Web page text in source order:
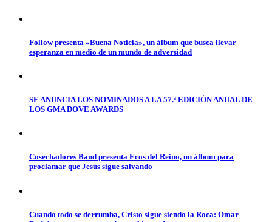
Follow presenta «Buena Noticia», un álbum que busca llevar
esperanza en medio de un mundo de adversidad
SE ANUNCIA LOS NOMINADOS A LA 57.ª EDICIÓN ANUAL DE
LOS GMA DOVE AWARDS
Cosechadores Band presenta Ecos del Reino, un álbum para
proclamar que Jesús sigue salvando
Cuando todo se derrumba, Cristo sigue siendo la Roca: Omar